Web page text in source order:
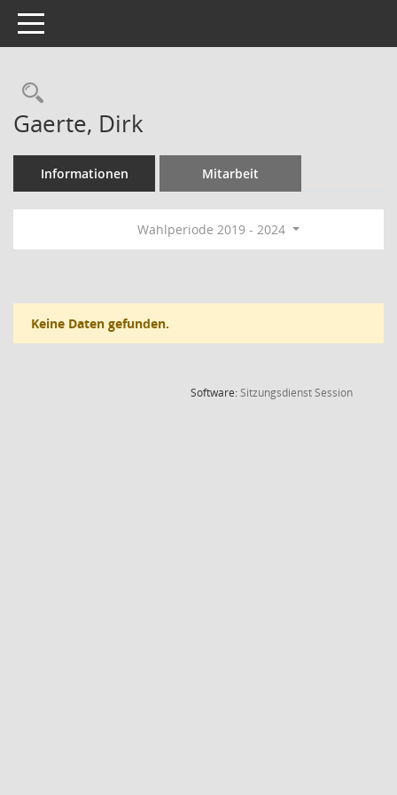
Toggle navigation
Rechercheauswahl
Gaerte, Dirk
Informationen Mitarbeit
Wahlperiode 2019 - 2024
Keine Daten gefunden.
Software:SitzungsdienstSession(Wird in